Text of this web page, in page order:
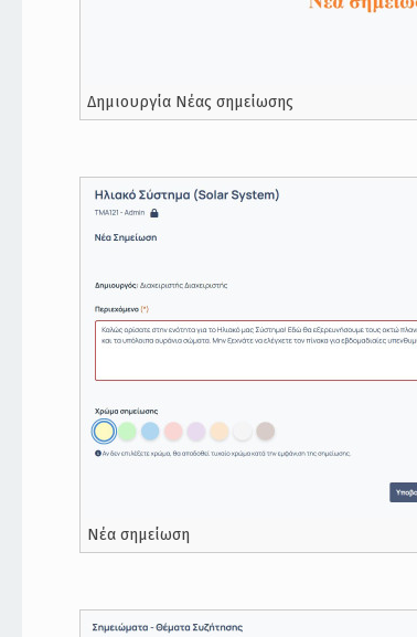
Δημιουργία Νέας σημείωσης
Νέα σημείωση